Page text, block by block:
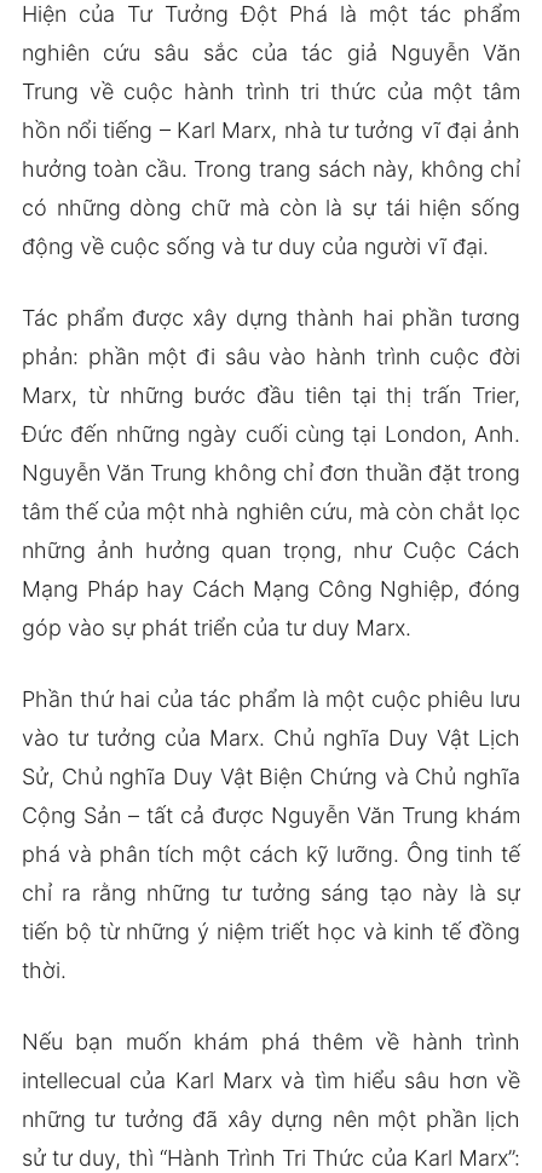
Hiện của Tư Tưởng Đột Phá là một tác phẩm
nghiên cứu sâu sắc của tác giả Nguyễn Văn
Trung về cuộc hành trình tri thức của một tâm
hồn nổi tiếng – Karl Marx, nhà tư tưởng vĩ đại ảnh
hưởng toàn cầu. Trong trang sách này, không chỉ
có những dòng chữ mà còn là sự tái hiện sống
động về cuộc sống và tư duy của người vĩ đại.
Tác phẩm được xây dựng thành hai phần tương
phản: phần một đi sâu vào hành trình cuộc đời
Marx, từ những bước đầu tiên tại thị trấn Trier,
Đức đến những ngày cuối cùng tại London, Anh.
Nguyễn Văn Trung không chỉ đơn thuần đặt trong
tâm thế của một nhà nghiên cứu, mà còn chắt lọc
những ảnh hưởng quan trọng, như Cuộc Cách
Mạng Pháp hay Cách Mạng Công Nghiệp, đóng
góp vào sự phát triển của tư duy Marx.
Phần thứ hai của tác phẩm là một cuộc phiêu lưu
vào tư tưởng của Marx. Chủ nghĩa Duy Vật Lịch
Sử, Chủ nghĩa Duy Vật Biện Chứng và Chủ nghĩa
Cộng Sản – tất cả được Nguyễn Văn Trung khám
phá và phân tích một cách kỹ lưỡng. Ông tinh tế
chỉ ra rằng những tư tưởng sáng tạo này là sự
tiến bộ từ những ý niệm triết học và kinh tế đồng
thời.
Nếu bạn muốn khám phá thêm về hành trình
intellecual của Karl Marx và tìm hiểu sâu hơn về
những tư tưởng đã xây dựng nên một phần lịch
sử tư duy, thì “Hành Trình Tri Thức của Karl Marx”: